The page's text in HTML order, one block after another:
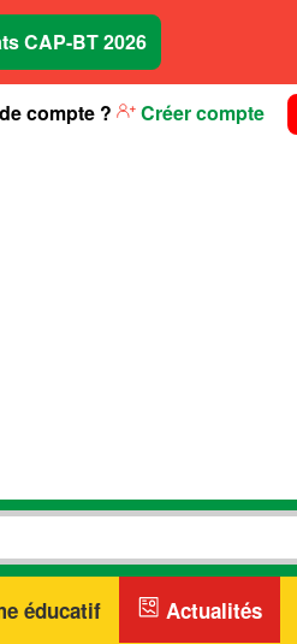
CAP-BT 2026
compte ? Créer compte
éducatif Actualités